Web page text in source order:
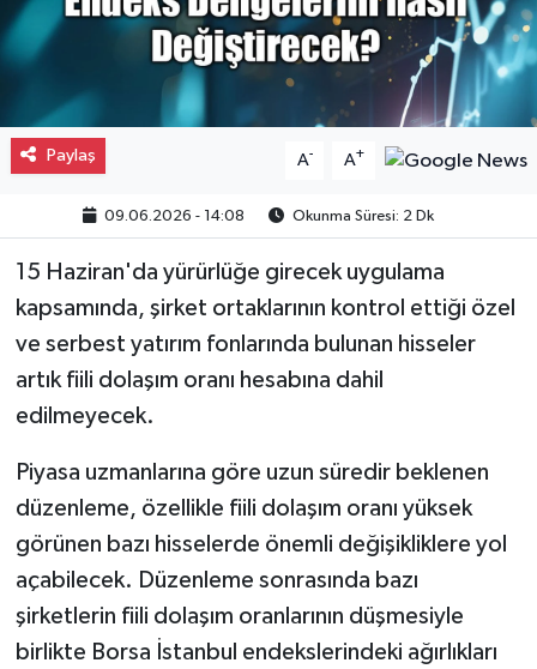
Paylaş A- A+
09.06.2026 - 14:08 Okunma Süresi: 2 Dk
15 Haziran'da yürürlüğe girecek uygulama
kapsamında, şirket ortaklarının kontrol ettiği özel
ve serbest yatırım fonlarında bulunan hisseler
artık fiili dolaşım oranı hesabına dahil
edilmeyecek.
Piyasa uzmanlarına göre uzun süredir beklenen
düzenleme, özellikle fiili dolaşım oranı yüksek
görünen bazı hisselerde önemli değişikliklere yol
açabilecek. Düzenleme sonrasında bazı
şirketlerin fiili dolaşım oranlarının düşmesiyle
birlikte Borsa İstanbul endekslerindeki ağırlıkları